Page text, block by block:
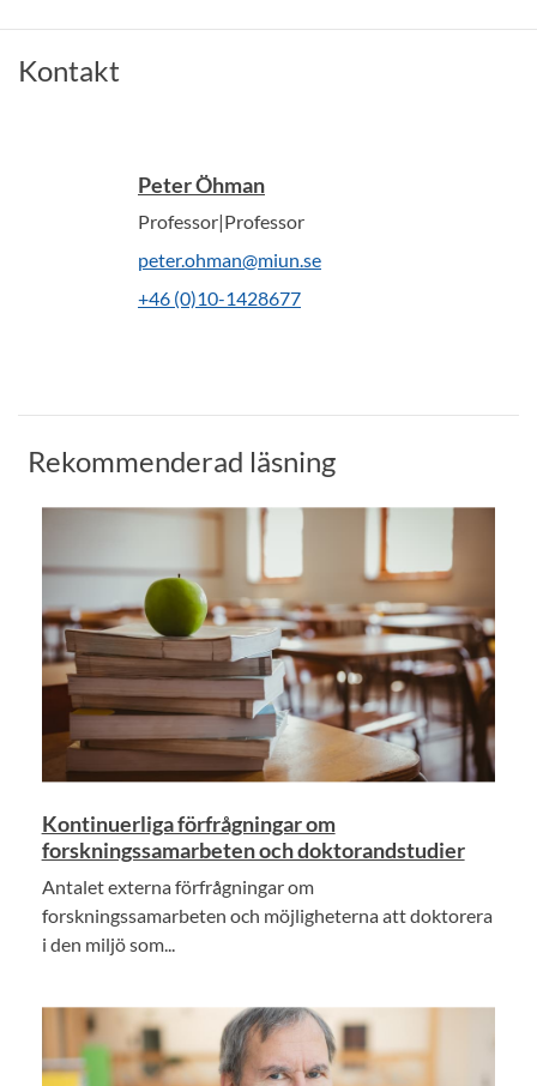
Kontakt
Peter Öhman
Professor|Professor
peter.ohman@miun.se
+46 (0)10-1428677
Rekommenderad läsning
Kontinuerliga förfrågningar om
forskningssamarbeten och doktorandstudier
Antalet externa förfrågningar om
forskningssamarbeten och möjligheterna att doktorera
i den miljö som...